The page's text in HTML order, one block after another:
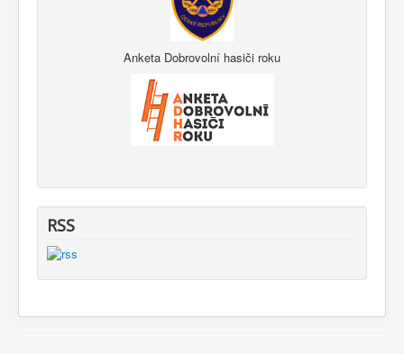
Anketa Dobrovolní hasiči roku
RSS